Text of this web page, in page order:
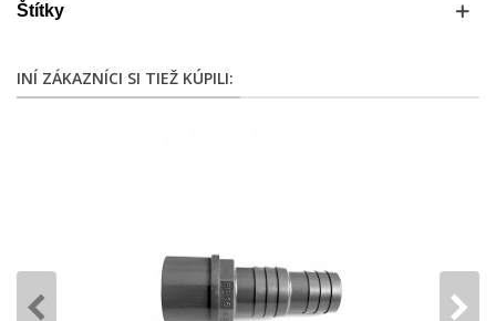
Štítky
INÍ ZÁKAZNÍCI SI TIEŽ KÚPILI: